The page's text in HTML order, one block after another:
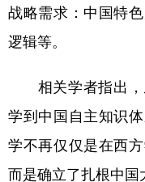
战略需求：中国特
逻辑等。
相关学者指出，
学到中国自主知识
学不再仅仅是在西
而是确立了扎根中国